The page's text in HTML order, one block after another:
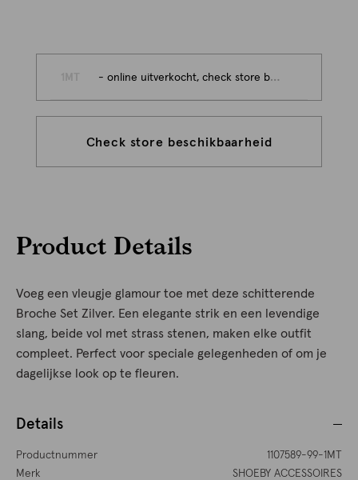
- online uitverkocht, check store beschikbaarheid
Check store beschikbaarheid
Product Details
Voeg een vleugje glamour toe met deze schitterende
Broche Set Zilver. Een elegante strik en een levendige
slang, beide vol met strass stenen, maken elke outfit
compleet. Perfect voor speciale gelegenheden of om je
dagelijkse look op te fleuren.
Details
Productnummer
1107589-99-1MT
Merk
SHOEBY ACCESSOIRES